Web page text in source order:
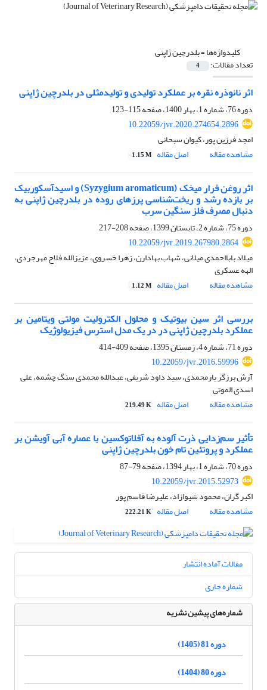
کلیدواژه‌ها =بلدرچین ژاپنی
تعداد مقالات: 4
اثر نانو‌ذره نقره بر عملکرد تولیدی و تولیدمثلی در بلدرچین ژاپنی
دوره 76، شماره 1، بهار 1400، صفحه
115-123
10.22059/jvr.2020.274654.2896
امجد فرزین پور، کیوان سبحانی
مشاهده مقاله
اصل مقاله 1.15 M
اثر روغن فرار میخک (Syzygium aromaticum) و اسید‎آسکوربیک
بر بازده رشد و ریخت‌شناسی پرزهای روده در بلدرچین ژاپنی به
دنبال مصرف فلز سنگین سرب
دوره 75، شماره 2، تابستان 1399، صفحه
208-217
10.22059/jvr.2019.267980.2864
میلاد بابااحمدی میلانی، شهاب بهادارن، زهرا خسروی، عزیزالله فلاح مهرجردی،
الهه عسکری
مشاهده مقاله
اصل مقاله 1.12 M
بررسی اثر سین بیوتیک و محلول الکترولیت مولتی ویتامین بر
عملکرد بلدرچین ژاپنی در در یک مدل استرس فیزیولوژیک
دوره 71، شماره 4، زمستان 1395، صفحه
409-414
10.22059/jvr.2016.59996
آرش برزگر یارمحمدی، سید داود شریفی، عبدالله محمدی سنگ چشمه، علی
اسدی الموتی
مشاهده مقاله
اصل مقاله 219.49 K
تأثیر سم‌زدایی ذرت آلوده به آفلاتوکسین با عصاره آبی آویشن بر
عملکرد و پروتئین تام خون بلدرچین ژاپنی
دوره 70، شماره 1، بهار 1394، صفحه
79-87
10.22059/jvr.2015.52973
اکبر گران، محمود شیوازاد، علیرضا قاسم پور
مشاهده مقاله
اصل مقاله 222.21 K
مقالات آماده انتشار
شماره جاری
شماره‌های پیشین نشریه
دوره 81 (1405)
دوره 80 (1404)